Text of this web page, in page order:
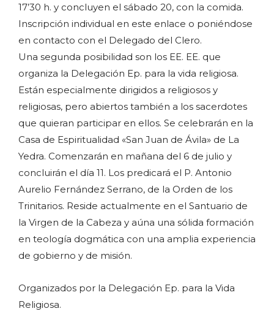
17’30 h. y concluyen el sábado 20, con la comida.
Inscripción individual en este enlace o poniéndose
en contacto con el Delegado del Clero.
Una segunda posibilidad son los EE. EE. que
organiza la Delegación Ep. para la vida religiosa.
Están especialmente dirigidos a religiosos y
religiosas, pero abiertos también a los sacerdotes
que quieran participar en ellos. Se celebrarán en la
Casa de Espiritualidad «San Juan de Ávila» de La
Yedra. Comenzarán en mañana del 6 de julio y
concluirán el día 11. Los predicará el P. Antonio
Aurelio Fernández Serrano, de la Orden de los
Trinitarios. Reside actualmente en el Santuario de
la Virgen de la Cabeza y aúna una sólida formación
en teología dogmática con una amplia experiencia
de gobierno y de misión.
Organizados por la Delegación Ep. para la Vida
Religiosa.